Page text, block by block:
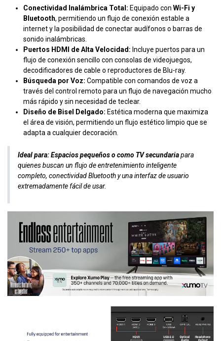
Conectividad Inalámbrica Total: Equipado con Wi-Fi y
Bluetooth, permitiendo un flujo de conexión estable a
internet y la posibilidad de conectar audífonos o barras de
sonido inalámbricas.
Puertos HDMI de Alta Velocidad: Incluye puertos para un
flujo de conexión sencillo con consolas de videojuegos,
decodificadores de cable o reproductores de Blu-ray.
Búsqueda por Voz: Compatible con comandos de voz a
través del control remoto para un flujo de navegación mucho
más rápido y sin necesidad de teclear.
Diseño de Bisel Delgado: Estética moderna que maximiza
el área de visión, permitiendo un flujo estético limpio que se
adapta a cualquier decoración.
Ideal para:Espacios pequeños o como TV secundariapara
quienes buscan un flujo de entretenimiento inteligente
completo, conectividad Bluetooth y una interfaz de usuario
extremadamente fácil de usar.